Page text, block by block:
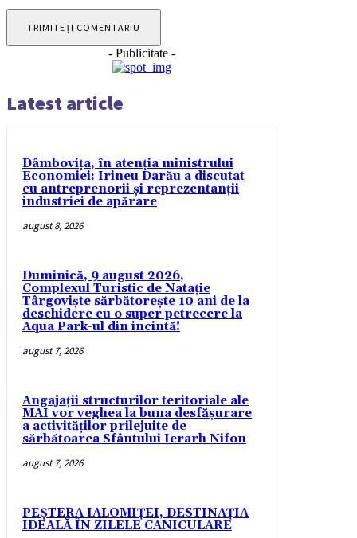
- Publicitate -
Latest article
Dâmbovița, în atenția ministrului
Economiei: Irineu Darău a discutat
cu antreprenorii și reprezentanții
industriei de apărare
august 8, 2026
Duminică, 9 august 2026,
Complexul Turistic de Natație
Târgoviște sărbătorește 10 ani de la
deschidere cu o super petrecere la
Aqua Park-ul din incintă!
august 7, 2026
Angajații structurilor teritoriale ale
MAI vor veghea la buna desfășurare
a activităților prilejuite de
sărbătoarea Sfântului Ierarh Nifon
august 7, 2026
PEȘTERA IALOMIȚEI, DESTINAȚIA
IDEALĂ ÎN ZILELE CANICULARE